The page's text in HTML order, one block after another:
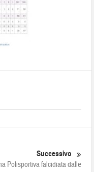
Successivo
Polisportiva falcidiata dalle